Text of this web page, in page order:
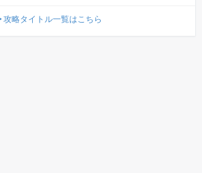
略タイトル一覧はこちら